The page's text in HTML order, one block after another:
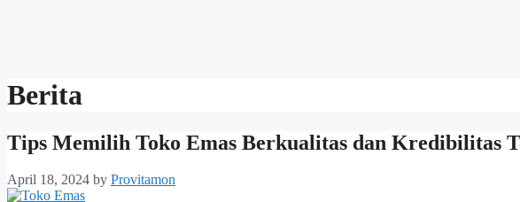
Berita
Tips Memilih Toko Emas Berkualitas dan Kredibilitas
April 18, 2024 by Provitamon